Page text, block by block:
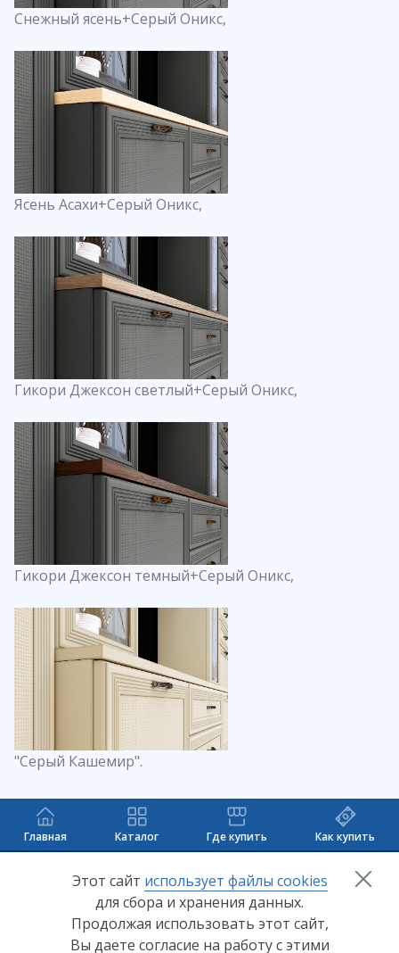
Снежный ясень+Серый Оникс,
Ясень Асахи+Серый Оникс,
Гикори Джексон светлый+Серый Оникс,
Гикори Джексон темный+Серый Оникс,
"Серый Кашемир".
Главная Каталог Где купить Как купить
+7 (8412) 65-33-00
info@lerom.ru
Этот сайт использует файлы cookies
для сбора и хранения данных.
Продолжая использовать этот сайт,
Вы даете согласие на работу с этими